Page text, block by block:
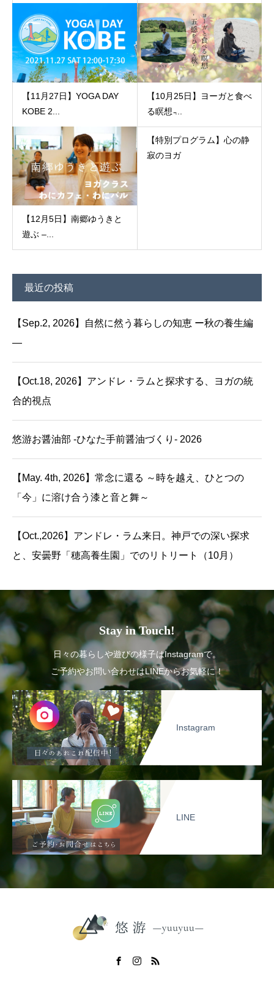
【11月27日】YOGA DAY
KOBE 2...
【10月25日】ヨーガと食べ
る瞑想 ̵...
【12月5日】南郷ゆうきと
遊ぶ –...
【特別プログラム】心の静
寂のヨガ
最近の投稿
【Sep.2, 2026】自然に然う暮らしの知恵 ー秋の養生編
—
【Oct.18, 2026】アンドレ・ラムと探求する、ヨガの統
合的視点
悠游お醤油部 -ひなた手前醤油づくり- 2026
【May. 4th, 2026】常念に還る ～時を越え、ひとつの
「今」に溶け合う漆と音と舞～
【Oct.,2026】アンドレ・ラム来日。神戸での深い探求
と、安曇野「穂高養生園」でのリトリート（10月）
Stay in Touch!
日々の暮らしや遊びの様子はInstagramで。
ご予約やお問い合わせはLINEからお気軽に！
Instagram
LINE